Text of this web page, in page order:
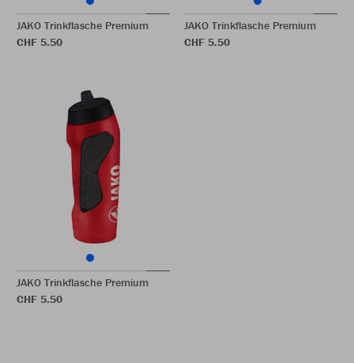
JAKO Trinkflasche Premium
CHF 5.50
JAKO Trinkflasche Premium
CHF 5.50
JAKO Trinkflasche Premium
CHF 5.50